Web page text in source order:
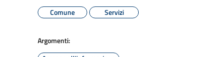
Comune
Servizi
Argomenti: